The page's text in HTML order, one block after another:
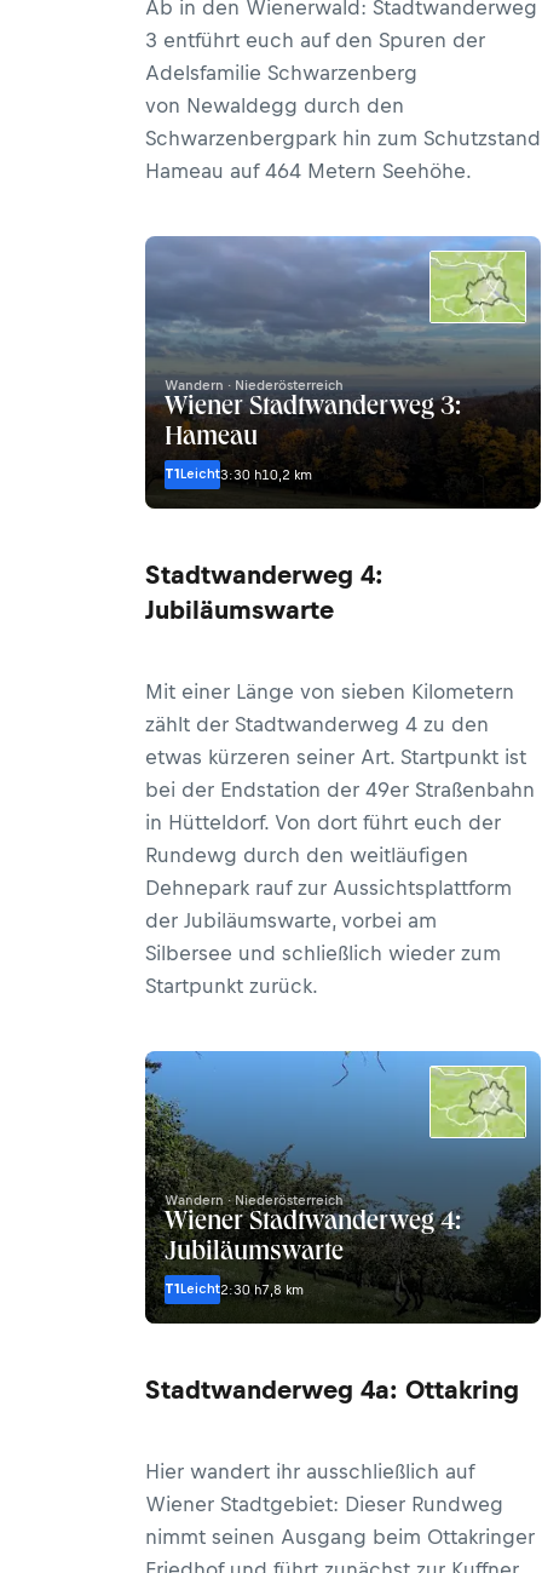
Ab in den Wienerwald: Stadtwanderweg
3 entführt euch auf den Spuren der
Adelsfamilie Schwarzenberg
von Newaldegg durch den
Schwarzenbergpark hin zum Schutzstand
Hameau auf 464 Metern Seehöhe.
Wandern · Niederösterreich
Wiener Stadtwanderweg 3:
Hameau
T1Leicht3:30 h10,2 km
Stadtwanderweg 4:
Jubiläumswarte
Mit einer Länge von sieben Kilometern
zählt der Stadtwanderweg 4 zu den
etwas kürzeren seiner Art. Startpunkt ist
bei der Endstation der 49er Straßenbahn
in Hütteldorf. Von dort führt euch der
Rundewg durch den weitläufigen
Dehnepark rauf zur Aussichtsplattform
der Jubiläumswarte, vorbei am
Silbersee und schließlich wieder zum
Startpunkt zurück.
Wandern · Niederösterreich
Wiener Stadtwanderweg 4:
Jubiläumswarte
T1Leicht2:30 h7,8 km
Stadtwanderweg 4a: Ottakring
Hier wandert ihr ausschließlich auf
Wiener Stadtgebiet: Dieser Rundweg
nimmt seinen Ausgang beim Ottakringer